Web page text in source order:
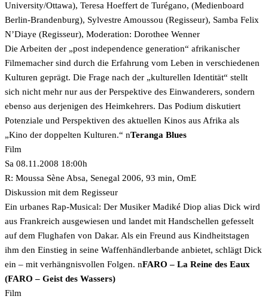
University/Ottawa), Teresa Hoeffert de Turégano, (Medienboard
Berlin-Brandenburg), Sylvestre Amoussou (Regisseur), Samba Felix
N’Diaye (Regisseur), Moderation: Dorothee Wenner
Die Arbeiten der „post independence generation“ afrikanischer
Filmemacher sind durch die Erfahrung vom Leben in verschiedenen
Kulturen geprägt. Die Frage nach der „kulturellen Identität“ stellt
sich nicht mehr nur aus der Perspektive des Einwanderers, sondern
ebenso aus derjenigen des Heimkehrers. Das Podium diskutiert
Potenziale und Perspektiven des aktuellen Kinos aus Afrika als
„Kino der doppelten Kulturen.“ nTeranga Blues
Film
Sa 08.11.2008 18:00h
R: Moussa Sène Absa, Senegal 2006, 93 min, OmE
Diskussion mit dem Regisseur
Ein urbanes Rap-Musical: Der Musiker Madiké Diop alias Dick wird
aus Frankreich ausgewiesen und landet mit Handschellen gefesselt
auf dem Flughafen von Dakar. Als ein Freund aus Kindheitstagen
ihm den Einstieg in seine Waffenhändlerbande anbietet, schlägt Dick
ein – mit verhängnisvollen Folgen. nFARO – La Reine des Eaux
(FARO – Geist des Wassers)
Film